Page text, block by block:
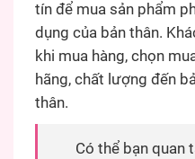
tín để mua sản phẩm
dụng của bản thân.
khi mua hàng, chọn
hãng, chất lượng đến
thân.
Có thể bạn quan